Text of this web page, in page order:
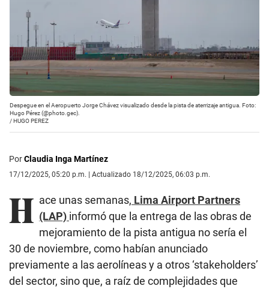
Despegue en el Aeropuerto Jorge Chávez visualizado desde la pista de aterrizaje antigua. Foto:
Hugo Pérez (@photo.gec).
/HUGO PEREZ
PorClaudia Inga Martínez
17/12/2025, 05:20 p.m. | Actualizado 18/12/2025, 06:03 p.m.
H ace unas semanas, Lima Airport Partners
(LAP) informó que la entrega de las obras de
mejoramiento de la pista antigua no sería el
30 de noviembre, como habían anunciado
previamente a las aerolíneas y a otros ‘stakeholders’
del sector, sino que, a raíz de complejidades que